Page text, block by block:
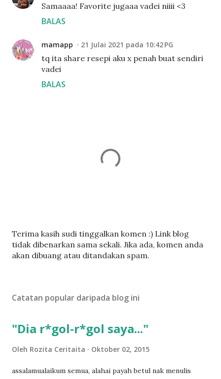
Samaaaa! Favorite jugaaa vadei niiii <3
BALAS
mamapp 21 Julai 2021 pada 10:42 PG
tq ita share resepi aku x penah buat sendiri
vadei
BALAS
C
a
t
l
a
Terima kasih sudi tinggalkan komen :) Link blog
tidak dibenarkan sama sekali. Jika ada, komen anda
akan dibuang atau ditandakan spam.
Catatan popular daripada blog ini
"Dia r*gol-r*gol saya..."
Oleh Rozita Ceritaita Oktober 02, 2015
assalamualaikum semua, alahai payah betul nak menulis